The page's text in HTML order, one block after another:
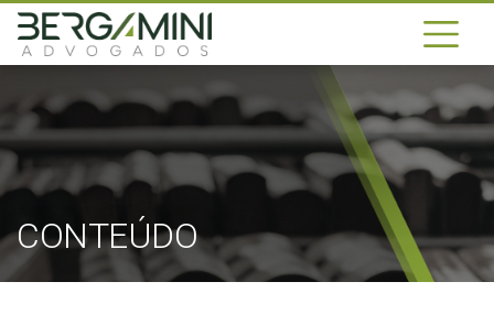
CONTEÚDO